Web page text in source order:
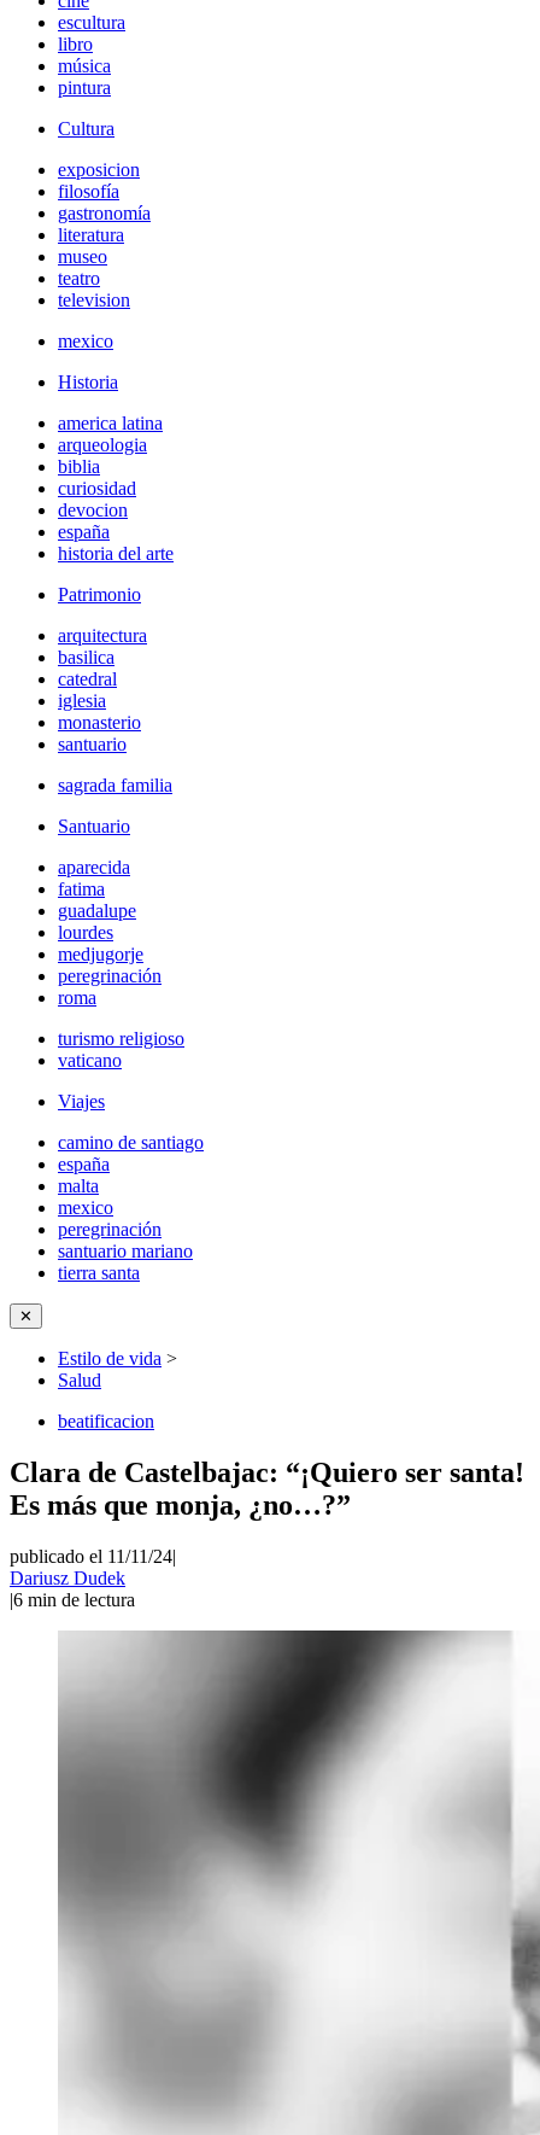
escultura
libro
música
pintura
Cultura
exposicion
filosofía
gastronomía
literatura
museo
teatro
television
mexico
Historia
america latina
arqueologia
biblia
curiosidad
devocion
españa
historia del arte
Patrimonio
arquitectura
basilica
catedral
iglesia
monasterio
santuario
sagrada familia
Santuario
aparecida
fatima
guadalupe
lourdes
medjugorje
peregrinación
roma
turismo religioso
vaticano
Viajes
camino de santiago
españa
malta
mexico
peregrinación
santuario mariano
tierra santa
✕
Estilo de vida >
Salud
beatificacion
Clara de Castelbajac: “¡Quiero ser santa!
Es más que monja, ¿no…?”
publicado el 11/11/24|
Dariusz Dudek
|6 min de lectura